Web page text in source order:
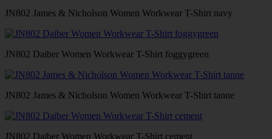
JN802 James & Nicholson Women Workwear T-Shirt navy
JN802 Daiber Women Workwear T-Shirt foggygreen
JN802 James & Nicholson Women Workwear T-Shirt tanne
JN802 Daiber Women Workwear T-Shirt cement